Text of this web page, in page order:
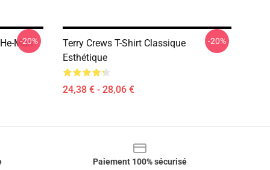
Man
-20%
Terry Crews T-Shirt Classique
Esthétique
24,38 € - 28,06 €
-20%
Paiement 100% sécurisé